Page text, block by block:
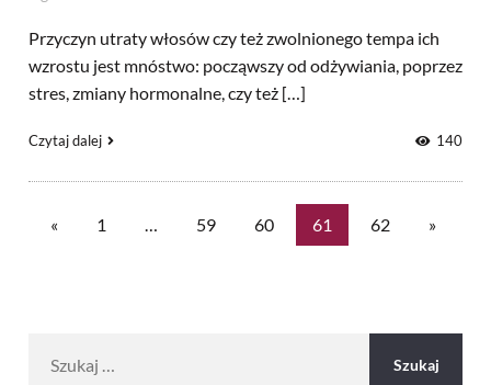
Przyczyn utraty włosów czy też zwolnionego tempa ich
wzrostu jest mnóstwo: począwszy od odżywiania, poprzez
stres, zmiany hormonalne, czy też […]
Czytaj dalej 140
« 1 … 59 60 61 62 »